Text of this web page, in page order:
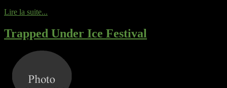
Lire la suite...
Trapped Under Ice Festival